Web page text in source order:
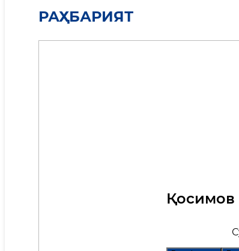
РАҲБАРИЯТ
Қосимов